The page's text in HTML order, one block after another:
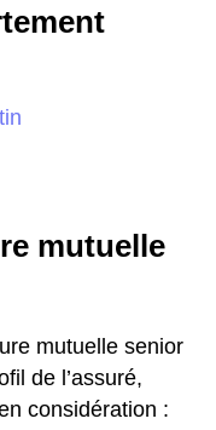
mutuelle
mutuelle senior
de l’assuré,
considération :